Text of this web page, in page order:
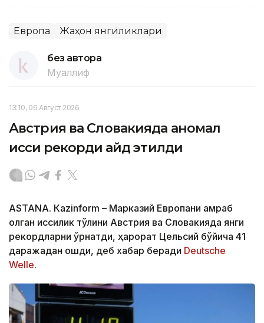
Европа Жаҳон янгиликлари
без автора
Муаллиф
13:10, 06 Август 2026
Австрия ва Словакияда аномал
иссиқ рекорди қайд этилди
ASTANА. Кazinform – Марказий Европани қамраб
олган иссиқлик тўлқини Австрия ва Словакияда янги
рекордларни ўрнатди, ҳарорат Цельсий бўйича 41
даражадан ошди, деб хабар беради Deutsche
Welle.